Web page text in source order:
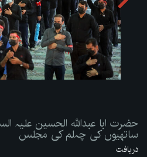
حضرت ابا عبداللہ الحسین علیہ
ساتھیوں کی چہلم کی مجلس
دریافت